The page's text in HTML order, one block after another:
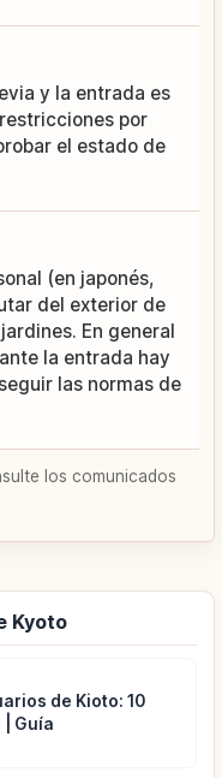
y la entrada es
por
el estado de
(en japonés,
del exterior de
En general
la entrada hay
las normas de
los comunicados
Kyoto
de Kioto: 10
Guía